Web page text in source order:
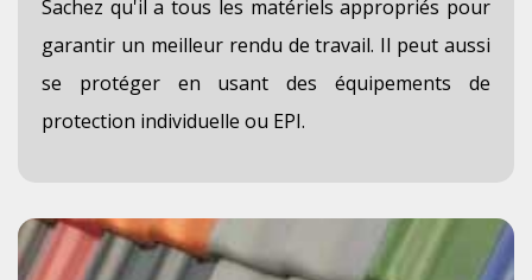
Sachez qu'il a tous les matériels appropriés pour
garantir un meilleur rendu de travail. Il peut aussi
se protéger en usant des équipements de
protection individuelle ou EPI.